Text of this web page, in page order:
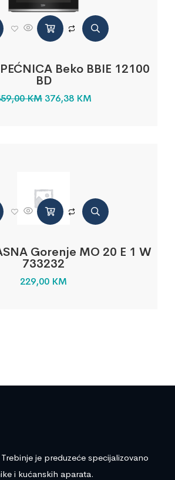
Beko BBIE 12100
BD
KM 376,38 KM
Gorenje MO 20 E 1 W
733232
229,00 KM
je preduzeće specijalizovano
i kućanskih aparata.